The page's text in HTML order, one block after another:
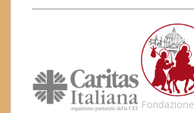
Fondazione